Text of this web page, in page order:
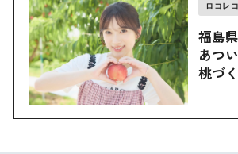
ロコレコ
福島
あつ
桃づ